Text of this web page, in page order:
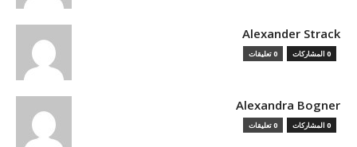
Alexander Strack
0 المشاركات 0 تعليقات
Alexandra Bogner
0 المشاركات 0 تعليقات